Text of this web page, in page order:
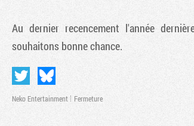
Au dernier recencement l'année
souhaitons bonne chance.
Neko Entertainment Fermeture